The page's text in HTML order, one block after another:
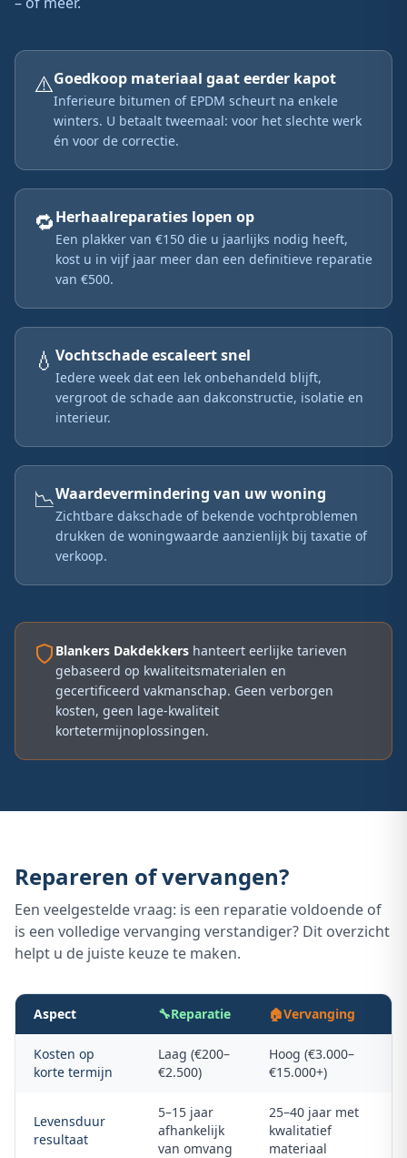
⚠️Goedkoop materiaal gaat eerder kapot
Inferieure bitumen of EPDM scheurt na enkele
winters. U betaalt tweemaal: voor het slechte werk
én voor de correctie.
🔁Herhaalreparaties lopen op
Een plakker van €150 die u jaarlijks nodig heeft,
kost u in vijf jaar meer dan een definitieve reparatie
van €500.
💧 Vochtschade escaleert snel
Iedere week dat een lek onbehandeld blijft,
vergroot de schade aan dakconstructie, isolatie en
interieur.
📉Waardevermindering van uw woning
Zichtbare dakschade of bekende vochtproblemen
drukken de woningwaarde aanzienlijk bij taxatie of
verkoop.
Blankers Dakdekkers hanteert eerlijke tarieven
gebaseerd op kwaliteitsmaterialen en
gecertificeerd vakmanschap. Geen verborgen
kosten, geen lage-kwaliteit
kortetermijnoplossingen.
Repareren of vervangen?
Een veelgestelde vraag: is een reparatie voldoende of
is een volledige vervanging verstandiger? Dit overzicht
helpt u de juiste keuze te maken.
Aspect 🔧Reparatie 🏠Vervanging
Kosten op
korte termijn
Laag (€200–
€2.500)
Hoog (€3.000–
€15.000+)
Levensduur
resultaat
5–15 jaar
afhankelijk
van omvang
25–40 jaar met
kwalitatief
materiaal